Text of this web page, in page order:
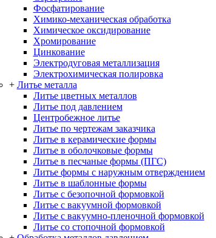
Фосфатирование
Химико-механическая обработка
Химическое оксидирование
Хромирование
Цинкование
Электродуговая металлизация
Электрохимическая полировка
+ Литье металла
Литье цветных металлов
Литье под давлением
Центробежное литье
Литье по чертежам заказчика
Литье в керамические формы
Литье в оболочковые формы
Литье в песчаные формы (ПГС)
Литье формы с наружным отверждением
Литье в шаблонные формы
Литье с безопочной формовкой
Литье с вакуумной формовкой
Литье с вакуумно-пленочной формовкой
Литье со стопочной формовкой